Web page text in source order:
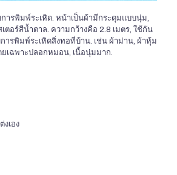
การพิมพ์ระเหิด. หน้าเป็นผ้ามีกระดุมแบบนุ่ม,
ตอร์สีน้ำตาล. ความกว้างคือ 2.8 เมตร, ใช้กัน
ารพิมพ์ระเหิดสิ่งทอที่บ้าน. เช่น ผ้าม่าน, ผ้าหุ้ม
เฉพาะปลอกหมอน, เนื้อนุ่มมาก.
งเอง